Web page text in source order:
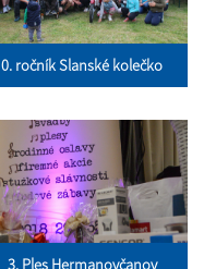
0. ročník Slanské kolečko
3. Ples Hermanovčanov